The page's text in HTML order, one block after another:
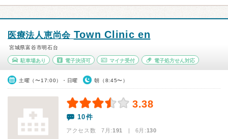
医療法人恵尚会 Town Clinic en
宮城県富谷市明石台
駐車場あり 電子決済可 マイナ受付 電子処方せん対応
土曜（〜17:00）・日曜 朝（8:45〜）
3.38
10件
アクセス数 7月:191 | 6月:130